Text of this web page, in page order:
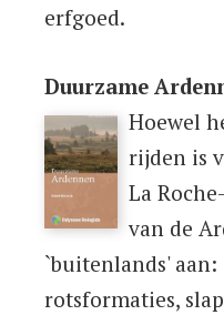
erfgoed.
Duurzame
Hoewel
rijden is
La
van de
`buitenlands'
rotsformaties,